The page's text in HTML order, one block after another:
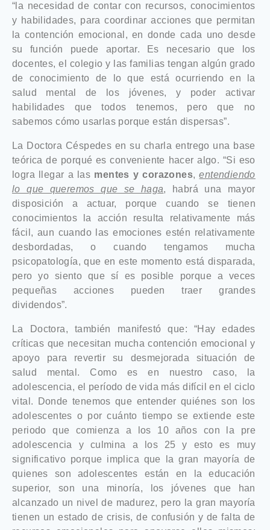
“la necesidad de contar con recursos, conocimientos
y habilidades, para coordinar acciones que permitan
la contención emocional, en donde cada uno desde
su función puede aportar. Es necesario que los
docentes, el colegio y las familias tengan algún grado
de conocimiento de lo que está ocurriendo en la
salud mental de los jóvenes, y poder activar
habilidades que todos tenemos, pero que no
sabemos cómo usarlas porque están dispersas”.
La Doctora Céspedes en su charla entrego una base
teórica de porqué es conveniente hacer algo. “Si eso
logra llegar a las mentes y corazones,entendiendo
lo que queremos que se haga, habrá una mayor
disposición a actuar, porque cuando se tienen
conocimientos la acción resulta relativamente más
fácil, aun cuando las emociones estén relativamente
desbordadas, o cuando tengamos mucha
psicopatología, que en este momento está disparada,
pero yo siento que sí es posible porque a veces
pequeñas acciones pueden traer grandes
dividendos”.
La Doctora, también manifestó que: “Hay edades
críticas que necesitan mucha contención emocional y
apoyo para revertir su desmejorada situación de
salud mental. Como es en nuestro caso, la
adolescencia, el período de vida más difícil en el ciclo
vital. Donde tenemos que entender quiénes son los
adolescentes o por cuánto tiempo se extiende este
periodo que comienza a los 10 años con la pre
adolescencia y culmina a los 25 y esto es muy
significativo porque implica que la gran mayoría de
quienes son adolescentes están en la educación
superior, son una minoría, los jóvenes que han
alcanzado un nivel de madurez, pero la gran mayoría
tienen un estado de crisis, de confusión y de falta de